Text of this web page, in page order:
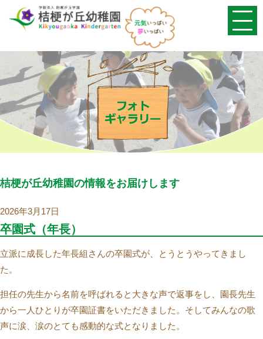
桔梗が丘幼稚園の情報をお届けします
2026年3月17日
卒園式（年長）
立派に成長した年長組さんの卒園式が、とうとうやってきまし
た。
担任の先生から名前を呼ばれると大きな声で返事をし、園長先生
から一人ひとりが卒園証書をいただきました。そしてみんなの歌
声に涙、涙のとても感動的な式となりました。